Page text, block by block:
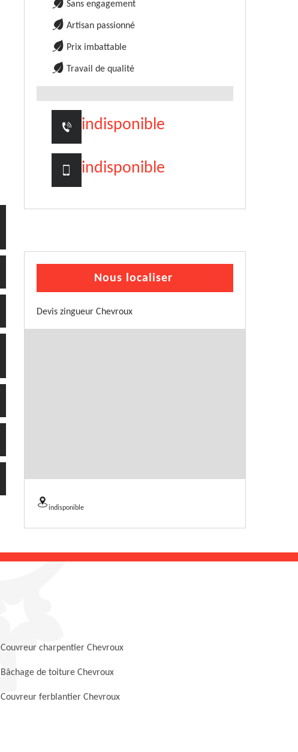
Sans engagement
Artisan passionné
Prix imbattable
Travail de qualité
indisponible
indisponible
Nous localiser
Devis zingueur Chevroux
indisponible
Couvreur charpentier Chevroux
Bâchage de toiture Chevroux
Couvreur ferblantier Chevroux